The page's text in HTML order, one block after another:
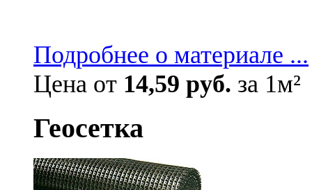
Подробнее о материале ...
Цена от 14,59 руб. за 1м²
Геосетка